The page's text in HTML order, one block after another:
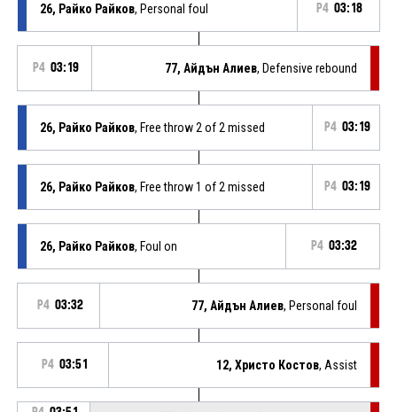
26, Райко Райков, Personal foul P4 03:18
P4 03:19 77, Айдън Алиев, Defensive rebound
26, Райко Райков, Free throw 2 of 2 missed P4 03:19
26, Райко Райков, Free throw 1 of 2 missed P4 03:19
26, Райко Райков, Foul on P4 03:32
P4 03:32 77, Айдън Алиев, Personal foul
P4 03:51 12, Христо Костов, Assist